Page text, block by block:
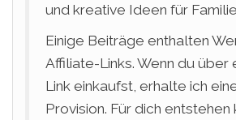
und kreative Ideen für
Einige Beiträge enthalten
Affiliate-Links. Wenn du über
Link einkaufst, erhalte ich
Provision. Für dich entstehen